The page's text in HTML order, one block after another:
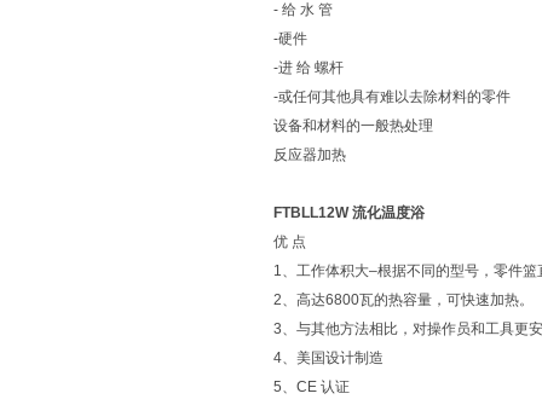
- 给 水 管
-硬件
-进 给 螺杆
-或任何其他具有难以去除材料的零件
设备和材料的一般热处理
反应器加热
FTBLL12W 流化温度浴
优 点
1、工作体积大–根据不同的型号，零件
2、高达6800瓦的热容量，可快速加热。
3、与其他方法相比，对操作员和工具更
4、美国设计制造
5、CE 认证